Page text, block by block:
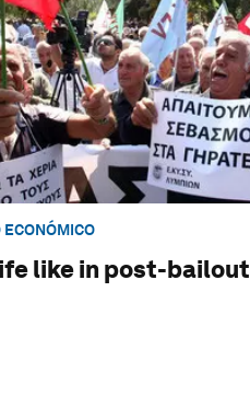
like in post-bailout